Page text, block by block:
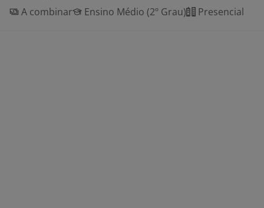
A combinar
Ensino Médio (2º Grau) Presencial